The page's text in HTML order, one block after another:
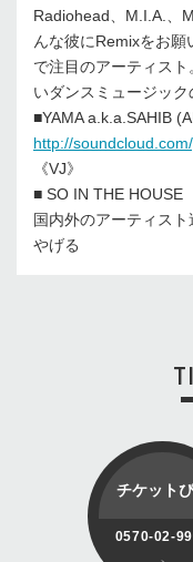
Radiohead、M.I.A.、
んな彼にRemixをお
で注目のアーティス
いダンスミュージック
■YAMA a.k.a.SAHIB
http://
《VJ》
■ SO IN THE HOUSE
国内外のアーティス
やげる
チケット
0570-02-